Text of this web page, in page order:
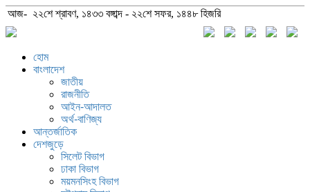
আজ- ২২শে শ্রাবণ, ১৪৩৩ বঙ্গাব্দ - ২২শে সফর, ১৪৪৮ হিজরি
হোম
বাংলাদেশ
জাতীয়
রাজনীতি
আইন-আদালত
অর্থ-বাণিজ্য
আন্তর্জাতিক
দেশজুড়ে
সিলেট বিভাগ
ঢাকা বিভাগ
ময়মনসিংহ বিভাগ